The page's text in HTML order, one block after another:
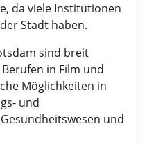
da viele Institutionen
Stadt haben.
sind breit
in Film und
Möglichkeiten in
und
und